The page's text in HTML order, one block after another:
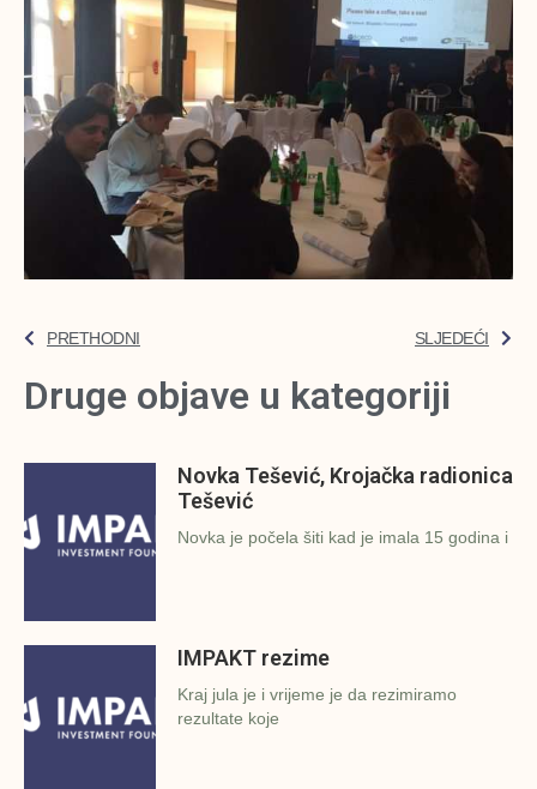
PRETHODNI SLJEDEĆI
Druge objave u kategoriji
Novka Tešević, Krojačka radionica
Tešević
Novka je počela šiti kad je imala 15 godina i
IMPAKT rezime
Kraj jula je i vrijeme je da rezimiramo
rezultate koje